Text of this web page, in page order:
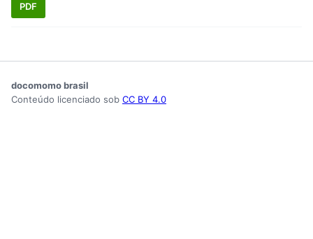
PDF
docomomo brasil
Conteúdo licenciado sob CC BY 4.0